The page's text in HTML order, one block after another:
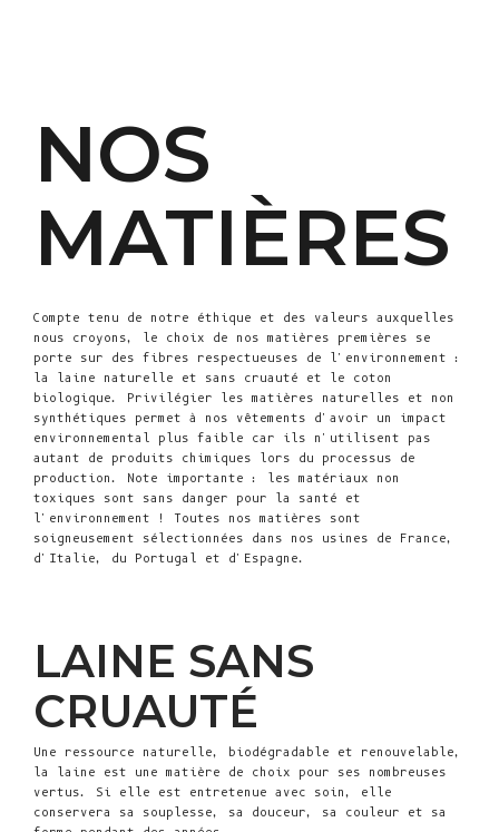
NOS
MATIÈRES
Compte tenu de notre éthique et des valeurs auxquelles
nous croyons, le choix de nos matières premières se
porte sur des fibres respectueuses de l'environnement :
la laine naturelle et sans cruauté et le coton
biologique. Privilégier les matières naturelles et non
synthétiques permet à nos vêtements d'avoir un impact
environnemental plus faible car ils n'utilisent pas
autant de produits chimiques lors du processus de
production. Note importante : les matériaux non
toxiques sont sans danger pour la santé et
l'environnement ! Toutes nos matières sont
soigneusement sélectionnées dans nos usines de France,
d'Italie, du Portugal et d'Espagne.
LAINE SANS
CRUAUTÉ
Une ressource naturelle, biodégradable et renouvelable,
la laine est une matière de choix pour ses nombreuses
vertus. Si elle est entretenue avec soin, elle
conservera sa souplesse, sa douceur, sa couleur et sa